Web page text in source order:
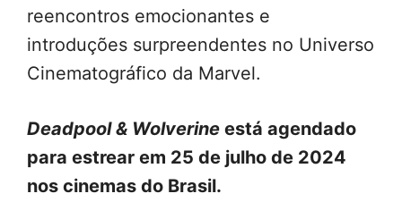
reencontros emocionantes e
introduções surpreendentes no Universo
Cinematográfico da Marvel.
Deadpool & Wolverine está agendado
para estrear em 25 de julho de 2024
nos cinemas do Brasil.